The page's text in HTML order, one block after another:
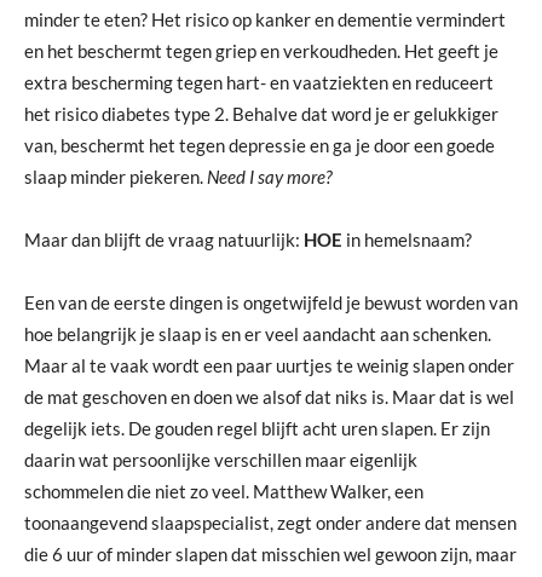
minder te eten? Het risico op kanker en dementie vermindert
en het beschermt tegen griep en verkoudheden. Het geeft je
extra bescherming tegen hart- en vaatziekten en reduceert
het risico diabetes type 2. Behalve dat word je er gelukkiger
van, beschermt het tegen depressie en ga je door een goede
slaap minder piekeren. Need I say more?
Maar dan blijft de vraag natuurlijk: HOE in hemelsnaam?
Een van de eerste dingen is ongetwijfeld je bewust worden van
hoe belangrijk je slaap is en er veel aandacht aan schenken.
Maar al te vaak wordt een paar uurtjes te weinig slapen onder
de mat geschoven en doen we alsof dat niks is. Maar dat is wel
degelijk iets. De gouden regel blijft acht uren slapen. Er zijn
daarin wat persoonlijke verschillen maar eigenlijk
schommelen die niet zo veel. Matthew Walker, een
toonaangevend slaapspecialist, zegt onder andere dat mensen
die 6 uur of minder slapen dat misschien wel gewoon zijn, maar